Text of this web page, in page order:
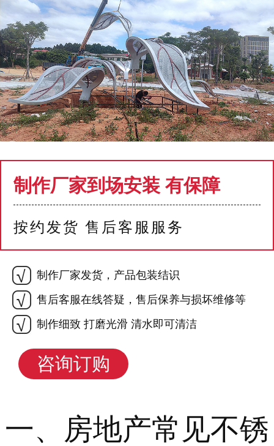
制作厂家到场安装 有保障
按约发货 售后客服服务
制作厂家发货，产品包装结识
售后客服在线答疑，售后保养与损坏维修等
制作细致 打磨光滑 清水即可清洁
咨询订购
一、房地产常见不锈